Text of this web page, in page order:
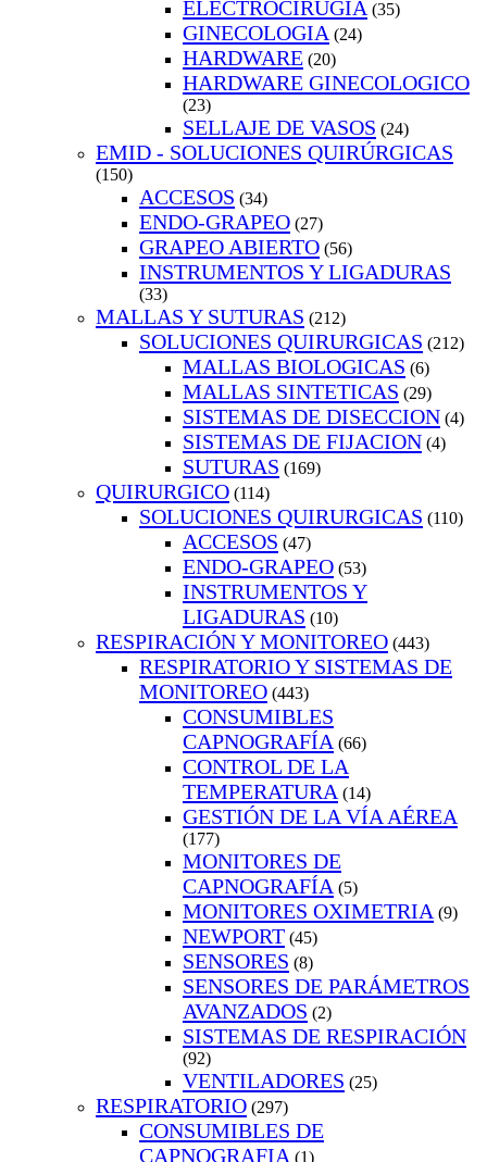
ELECTROCIRUGIA (35)
GINECOLOGIA (24)
HARDWARE (20)
HARDWARE GINECOLOGICO
(23)
SELLAJE DE VASOS (24)
EMID - SOLUCIONES QUIRÚRGICAS
(150)
ACCESOS (34)
ENDO-GRAPEO (27)
GRAPEO ABIERTO (56)
INSTRUMENTOS Y LIGADURAS
(33)
MALLAS Y SUTURAS (212)
SOLUCIONES QUIRURGICAS (212)
MALLAS BIOLOGICAS (6)
MALLAS SINTETICAS (29)
SISTEMAS DE DISECCION (4)
SISTEMAS DE FIJACION (4)
SUTURAS (169)
QUIRURGICO (114)
SOLUCIONES QUIRURGICAS (110)
ACCESOS (47)
ENDO-GRAPEO (53)
INSTRUMENTOS Y
LIGADURAS (10)
RESPIRACIÓN Y MONITOREO (443)
RESPIRATORIO Y SISTEMAS DE
MONITOREO (443)
CONSUMIBLES
CAPNOGRAFÍA (66)
CONTROL DE LA
TEMPERATURA (14)
GESTIÓN DE LA VÍA AÉREA
(177)
MONITORES DE
CAPNOGRAFÍA (5)
MONITORES OXIMETRIA (9)
NEWPORT (45)
SENSORES (8)
SENSORES DE PARÁMETROS
AVANZADOS (2)
SISTEMAS DE RESPIRACIÓN
(92)
VENTILADORES (25)
RESPIRATORIO (297)
CONSUMIBLES DE
CAPNOGRAFIA (1)